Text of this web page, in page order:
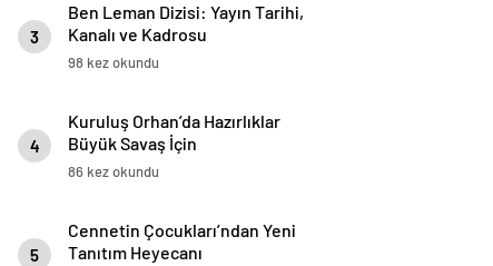
3
Ben Leman Dizisi: Yayın Tarihi,
Kanalı ve Kadrosu
98 kez okundu
4
Kuruluş Orhan’da Hazırlıklar
Büyük Savaş İçin
86 kez okundu
5
Cennetin Çocukları’ndan Yeni
Tanıtım Heyecanı